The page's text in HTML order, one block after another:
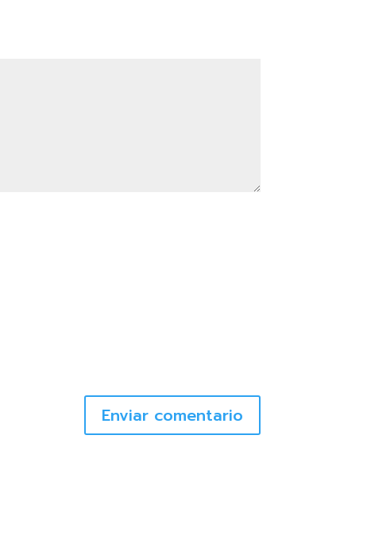
Enviar comentario